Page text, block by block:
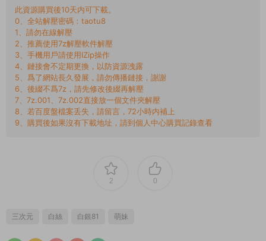
此資源購買後10天内可下載。
0、全站解壓密碼：taotu8
1、請勿在線解壓
2、推薦使用7z解壓軟件解壓
3、手機用戶請使用IZip操作
4、鏈接會不定期更換，以防資源洩露
5、爲了網站長久發展，請勿傳播鏈接，謝謝
6、後綴不爲7z，請先修改後綴再解壓
7、7z.001、7z.002直接放一個文件夾解壓
8、若百度盤檔案丢失，請留言，72小時内補上
9、購買後如果沒有下載地址，請到個人中心購買記錄查看
2 0
三次元 白絲 白銀81 萌妹